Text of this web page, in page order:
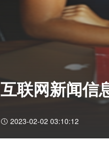
互联网新闻信
2023-02-02 03:10:12